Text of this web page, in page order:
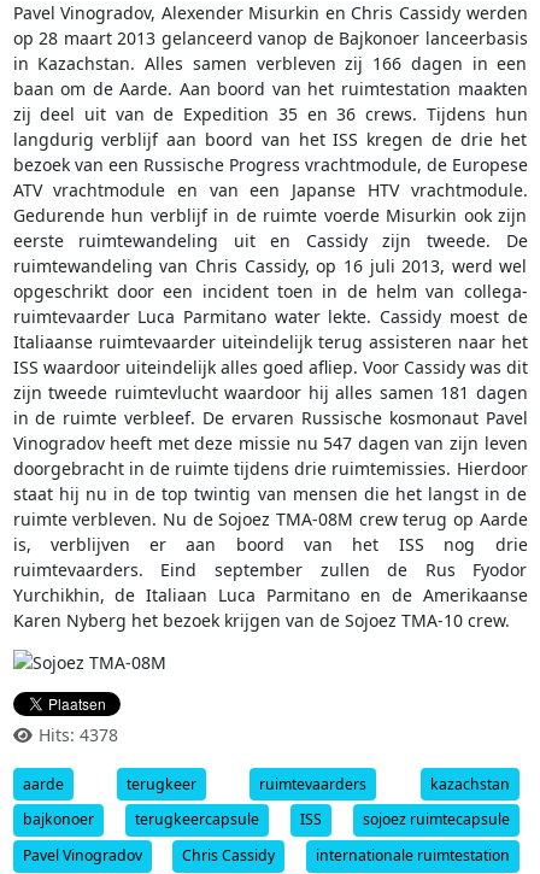
Pavel Vinogradov, Alexender Misurkin en Chris Cassidy werden
op 28 maart 2013 gelanceerd vanop de Bajkonoer lanceerbasis
in Kazachstan. Alles samen verbleven zij 166 dagen in een
baan om de Aarde. Aan boord van het ruimtestation maakten
zij deel uit van de Expedition 35 en 36 crews. Tijdens hun
langdurig verblijf aan boord van het ISS kregen de drie het
bezoek van een Russische Progress vrachtmodule, de Europese
ATV vrachtmodule en van een Japanse HTV vrachtmodule.
Gedurende hun verblijf in de ruimte voerde Misurkin ook zijn
eerste ruimtewandeling uit en Cassidy zijn tweede. De
ruimtewandeling van Chris Cassidy, op 16 juli 2013, werd wel
opgeschrikt door een incident toen in de helm van collega-
ruimtevaarder Luca Parmitano water lekte. Cassidy moest de
Italiaanse ruimtevaarder uiteindelijk terug assisteren naar het
ISS waardoor uiteindelijk alles goed afliep. Voor Cassidy was dit
zijn tweede ruimtevlucht waardoor hij alles samen 181 dagen
in de ruimte verbleef. De ervaren Russische kosmonaut Pavel
Vinogradov heeft met deze missie nu 547 dagen van zijn leven
doorgebracht in de ruimte tijdens drie ruimtemissies. Hierdoor
staat hij nu in de top twintig van mensen die het langst in de
ruimte verbleven. Nu de Sojoez TMA-08M crew terug op Aarde
is, verblijven er aan boord van het ISS nog drie
ruimtevaarders. Eind september zullen de Rus Fyodor
Yurchikhin, de Italiaan Luca Parmitano en de Amerikaanse
Karen Nyberg het bezoek krijgen van de Sojoez TMA-10 crew.
Hits: 4378
aarde terugkeer ruimtevaarders
kazachstan
bajkonoer
terugkeercapsule ISS
sojoez ruimtecapsule
Pavel Vinogradov
Chris Cassidy
internationale ruimtestation